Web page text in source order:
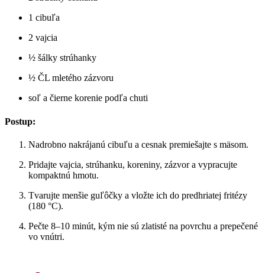
1 cibuľa
2 vajcia
½ šálky strúhanky
½ ČL mletého zázvoru
soľ a čierne korenie podľa chuti
Postup:
Nadrobno nakrájanú cibuľu a cesnak premiešajte s mäsom.
Pridajte vajcia, strúhanku, koreniny, zázvor a vypracujte
kompaktnú hmotu.
Tvarujte menšie guľôčky a vložte ich do predhriatej fritézy
(180 °C).
Pečte 8–10 minút, kým nie sú zlatisté na povrchu a prepečené
vo vnútri.